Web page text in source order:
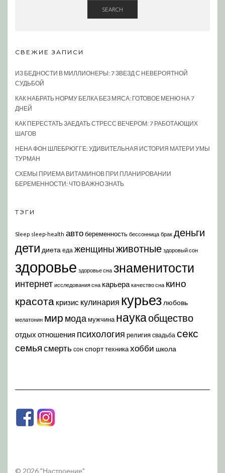
SEARCH
СВЕЖИЕ ЗАПИСИ
ИЗ БЕДНОСТИ В МИЛЛИОНЕРЫ: 7 ЗВЕЗД С НЕВЕРОЯТНОЙ
СУДЬБОЙ
КАК НАБРАТЬ НОРМУ БЕЛКА БЕЗ МЯСА: ГОТОВОЕ МЕНЮ НА 7
ДНЕЙ
КАК ПЕРЕСТАТЬ ЗАЕДАТЬ СТРЕСС ВЕЧЕРОМ: 7 РАБОТАЮЩИХ
ШАГОВ
НЕНА ФОН ШЛЕБРЮГГЕ: УДИВИТЕЛЬНАЯ ИСТОРИЯ МАТЕРИ УМЫ
ТУРМАН
СХЕМЫ ПРИЕМА ВИТАМИНОВ ПРИ ПЛАНИРОВАНИИ
БЕРЕМЕННОСТИ: ЧТО ВАЖНО ЗНАТЬ
ТЭГИ
Sleep sleep-health автобеременность бессонница брак деньги
дети диета еда женщиныживотные здоровый сон
здоровье здоровье сна знаменитости
интернет исследования сна карьера качество сна кино
красота кризис кулинария курьез любовь
мелатонин мир модамужчина наукаобщество
отдых отношения психология религия свадьба секс
семья смерть сон спорттехникахобби школа
© 2026 "Настроение"